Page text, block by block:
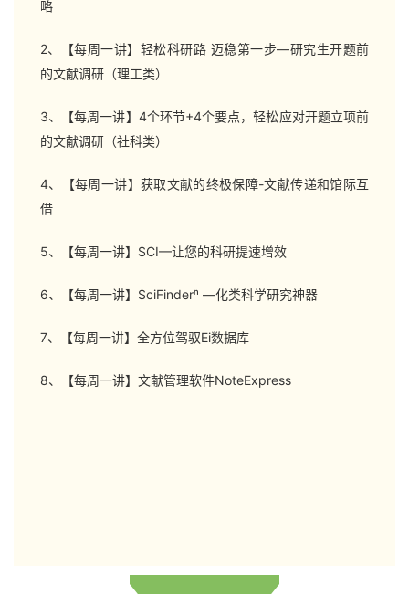
略
2、【每周一讲】轻松科研路 迈稳第一步—研究生开题前
的文献调研（理工类）
3、【每周一讲】4个环节+4个要点，轻松应对开题立项前
的文献调研（社科类）
4、【每周一讲】获取文献的终极保障-文献传递和馆际互
借
5、【每周一讲】SCI—让您的科研提速增效
6、【每周一讲】SciFinderⁿ —化类科学研究神器
7、【每周一讲】全方位驾驭Ei数据库
8、【每周一讲】文献管理软件NoteExpress